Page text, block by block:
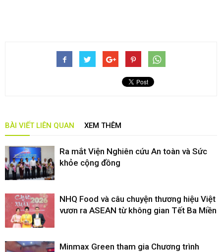
BÀI VIẾT LIÊN QUAN XEM THÊM
Ra mắt Viện Nghiên cứu An toàn và Sức
khỏe cộng đồng
NHQ Food và câu chuyện thương hiệu Việt
vươn ra ASEAN từ không gian Tết Ba Miền
Minmax Green tham gia Chương trình